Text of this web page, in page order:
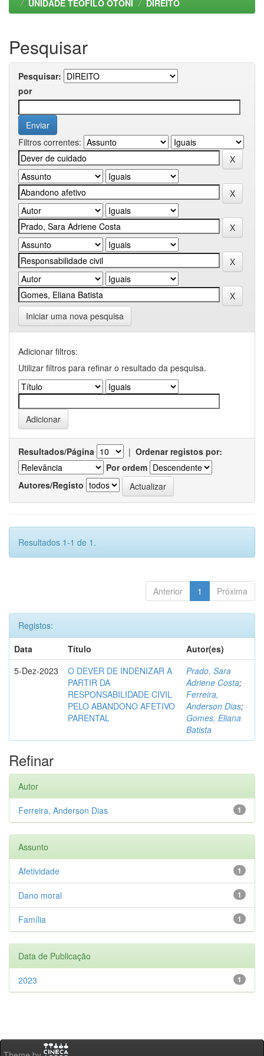
UNIDADE TEOFILO OTONI
DIREITO
Pesquisar
Pesquisar:
por
Filtros correntes:
Iniciar uma nova pesquisa
Adicionar filtros:
Utilizar filtros para refinar o resultado da pesquisa.
Resultados/Página | Ordenar registos por:
Por ordem
Autores/Registo
Resultados 1-1 de 1.
Anterior 1 Próxima
Registos:
Data
Título
Autor(es)
5-Dez-2023
O DEVER DE INDENIZAR A
PARTIR DA
RESPONSABILIDADE CIVIL
PELO ABANDONO AFETIVO
PARENTAL
Prado, Sara
Adriene Costa;
Ferreira,
Anderson Dias;
Gomes, Eliana
Batista
Refinar
Autor
1
Ferreira, Anderson Dias
Assunto
1
Afetividade
1
Dano moral
1
Família
Data de Publicação
1
2023